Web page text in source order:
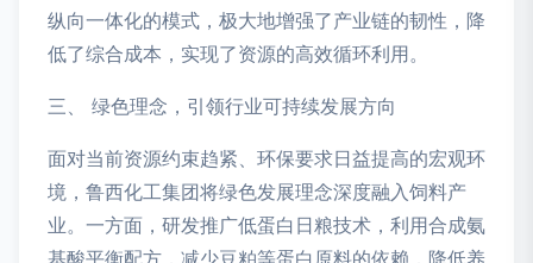
纵向一体化的模式，极大地增强了产业链的韧性，降
低了综合成本，实现了资源的高效循环利用。
三、 绿色理念，引领行业可持续发展方向
面对当前资源约束趋紧、环保要求日益提高的宏观环
境，鲁西化工集团将绿色发展理念深度融入饲料产
业。一方面，研发推广低蛋白日粮技术，利用合成氨
基酸平衡配方，减少豆粕等蛋白原料的依赖，降低养